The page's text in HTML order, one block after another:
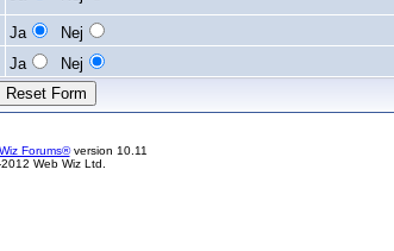
Ja
Nej
Ja Nej
Forums®version 10.11
Web Wiz Ltd.